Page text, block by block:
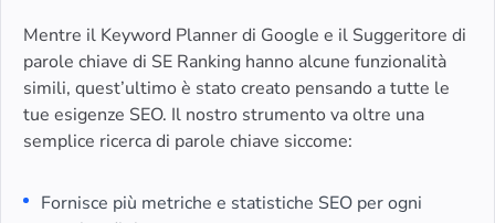
Mentre il Keyword Planner di Google e il Suggeritore di
parole chiave di SE Ranking hanno alcune funzionalità
simili, quest’ultimo è stato creato pensando a tutte le
tue esigenze SEO. Il nostro strumento va oltre una
semplice ricerca di parole chiave siccome:
Fornisce più metriche e statistiche SEO per ogni